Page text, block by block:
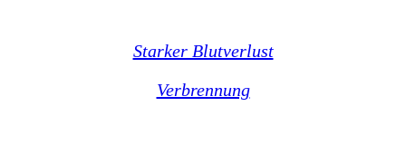
Starker Blutverlust
Verbrennung